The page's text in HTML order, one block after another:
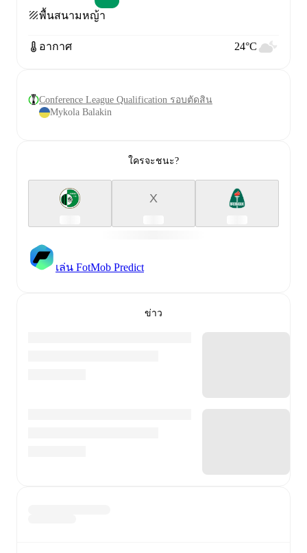
พื้นสนามหญ้า
อากาศ 24°C
Conference League Qualification รอบตัดสิน
Mykola Balakin
ใครจะชนะ?
X
เล่น FotMob Predict
ข่าว